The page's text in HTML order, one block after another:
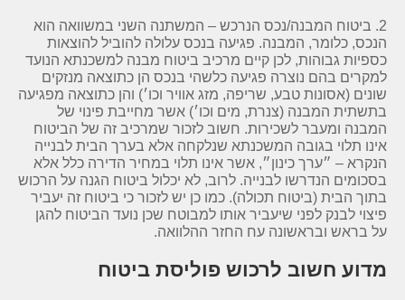
2. ביטוח המבנה/נכס הנרכש – המשתנה השני במשוואה הוא
הנכס, כלומר, המבנה. פגיעה בנכס עלולה להוביל להוצאות
כספיות גבוהות, לכן קיים מרכיב ביטוח מבנה למשכנתא הנועד
למקרים בהם נוצרה פגיעה כלשהי בנכס הן כתוצאה מנזקים
שונים (אסונות טבע, שריפה, מזג אוויר וכו׳) והן כתוצאה מפגיעה
בתשתית המבנה (צנרת, מים וכו׳) אשר מחייבת פינוי של
המבנה ומעבר לשכירות. חשוב לזכור שמרכיב זה של הביטוח
אינו תלוי בגובה המשכנתא שנלקחה אלא בערך הבית לבנייה
הנקרא – ״ערך כינון״, אשר אינו תלוי במחיר הדירה כלל אלא
בסכומים הנדרשו לבנייה. לרוב, לא יכלול ביטוח הגנה על הרכוש
בתוך הבית (ביטוח תכולה). כמו כן יש לזכור כי ביטוח זה יעביר
פיצוי לבנק לפני שיעביר אותו למבוטח שכן נועד הביטוח להגן
על בראש ובראשונה עח החזר ההלוואה.
מדוע חשוב לרכוש פוליסת ביטוח